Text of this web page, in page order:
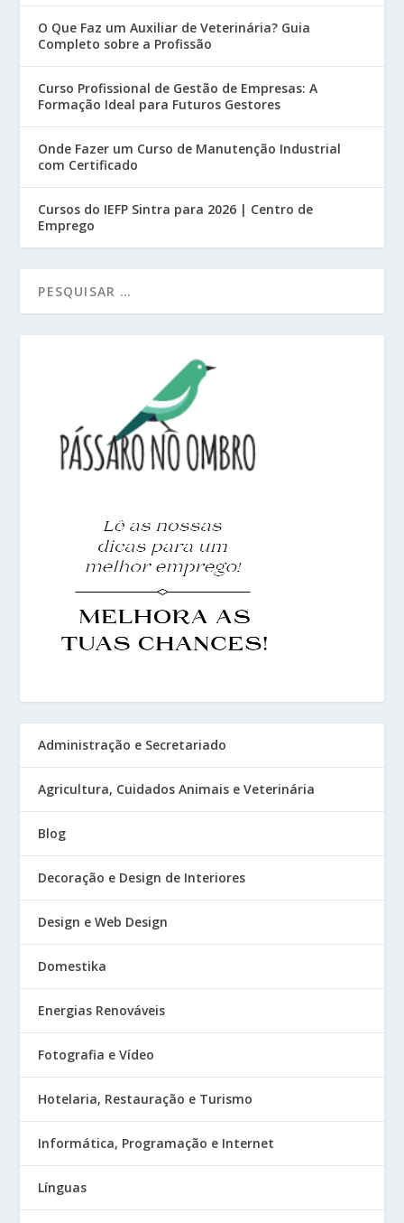
O Que Faz um Auxiliar de Veterinária? Guia
Completo sobre a Profissão
Curso Profissional de Gestão de Empresas: A
Formação Ideal para Futuros Gestores
Onde Fazer um Curso de Manutenção Industrial
com Certificado
Cursos do IEFP Sintra para 2026 | Centro de
Emprego
Administração e Secretariado
Agricultura, Cuidados Animais e Veterinária
Blog
Decoração e Design de Interiores
Design e Web Design
Domestika
Energias Renováveis
Fotografia e Vídeo
Hotelaria, Restauração e Turismo
Informática, Programação e Internet
Línguas